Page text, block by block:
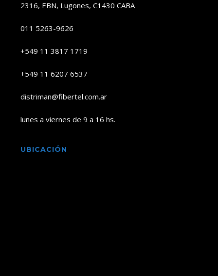
2316, EBN, Lugones, C1430 CABA
011 5263-9626
+549 11 3817 1719
+549 11 6207 6537
distriman@fibertel.com.ar
lunes a viernes de 9 a 16 hs.
UBICACIÓN